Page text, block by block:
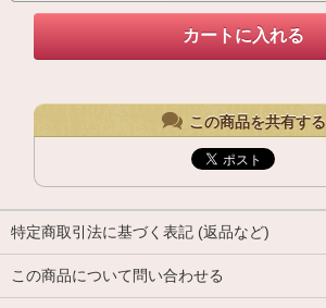
この商品を共有する
特定商取引法に基づく表記 (返品など)
この商品について問い合わせる